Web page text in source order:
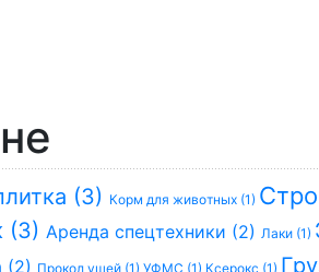
(3) Корм для животных (1)
(3) Аренда спецтехники (2) Лаки (1)
(2) Прокол ушей (1) УФМС (1) Ксерокс (1)